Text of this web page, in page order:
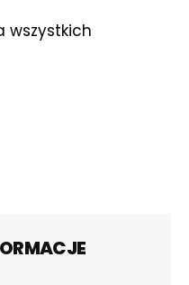
wszystkich